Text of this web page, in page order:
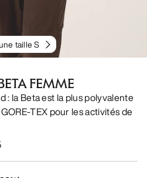
taille S
FEMME
: la Beta est la plus polyvalente
TEX pour les activités de